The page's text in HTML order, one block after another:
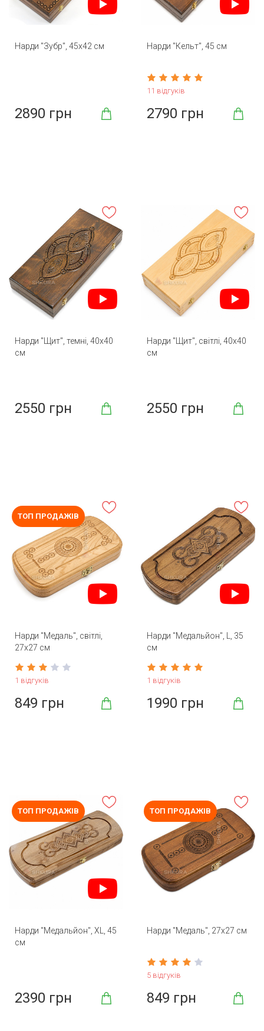
Нарди "Зубр", 45х42 см
2890 грн
Нарди "Кельт", 45 см
11 відгуків
2790 грн
Нарди "Щит", темні, 40х40
см
2550 грн
Нарди "Щит", світлі, 40х40
см
2550 грн
ТОП ПРОДАЖІВ
Нарди "Медаль", світлі,
27х27 см
1 відгуків
849 грн
Нарди "Медальйон", L, 35
см
1 відгуків
1990 грн
ТОП ПРОДАЖІВ
Нарди "Медальйон", XL, 45
см
2390 грн
ТОП ПРОДАЖІВ
Нарди "Медаль", 27х27 см
5 відгуків
849 грн